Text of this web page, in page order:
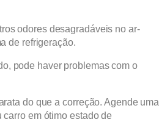
odores desagradáveis no ar-
de refrigeração.
pode haver problemas com o
do que a correção. Agende uma
em ótimo estado de